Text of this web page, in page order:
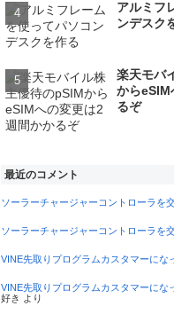
アルミフ
ンデスク
楽天モバ
からeSIM
るぞ
最近のコメント
ソーラーチャージャーコントローラを
ソーラーチャージャーコントローラを
VINE先取りプログラムカスタマーにな
VINE先取りプログラムカスタマーにな
好き より